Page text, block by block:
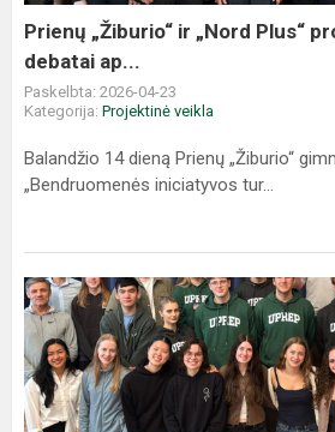
debatai
ap...
Prienų „Žiburio“ ir „Nord Plus“
debatai ap...
Paskelbta: 2026-04-23
Kategorija: Projektinė veikla
Balandžio 14 dieną Prienų „Žiburio“
„Bendruomenės iniciatyvos tur...
Tarptautinis
bendradarbiavimas
su
„University
Prep“